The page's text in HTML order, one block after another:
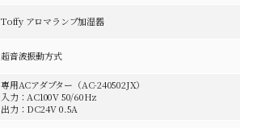
Toffy アロマランプ加湿器
超音波振動方式
専用ACアダプター（AC-240502JX）
入力：AC100V 50/60Hz
出力：DC24V 0.5A